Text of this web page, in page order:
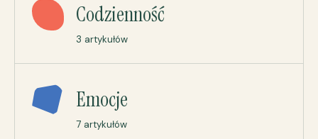
Codzienność
3 artykułów
Emocje
7 artykułów